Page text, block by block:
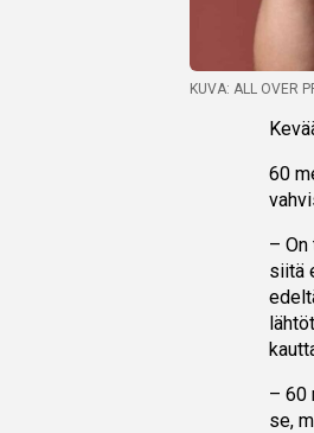
KUVA: ALL OVER
60
–
siitä
– 60
se,